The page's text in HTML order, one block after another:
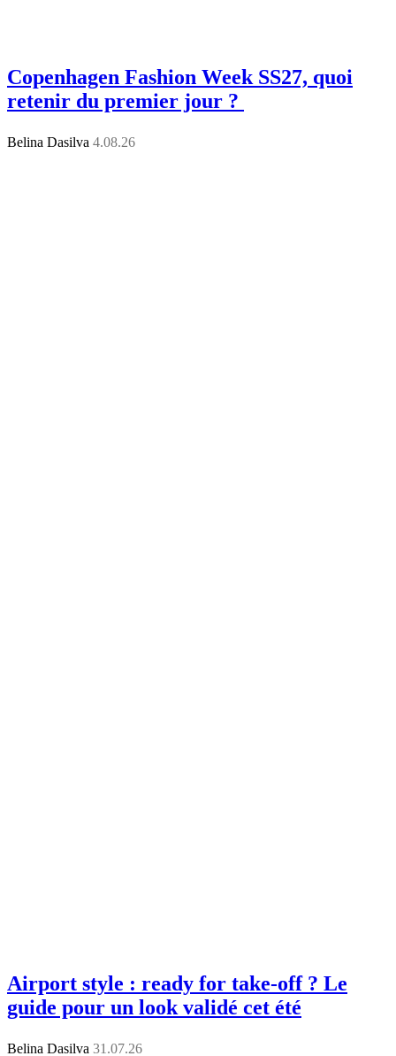
Copenhagen Fashion Week SS27, quoi
retenir du premier jour ?
Belina Dasilva 4.08.26
Airport style : ready for take-off ? Le
guide pour un look validé cet été
Belina Dasilva 31.07.26